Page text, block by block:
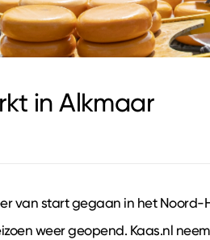
in Alkmaar
van start gegaan in het
weer geopend. Kaas.nl